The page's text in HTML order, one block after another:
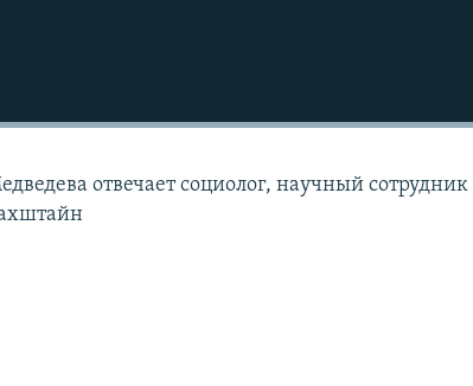
отвечает социолог, научный сотрудник